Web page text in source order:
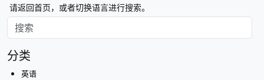
请返回首页，或者切换语言进行搜索。
分类
英语